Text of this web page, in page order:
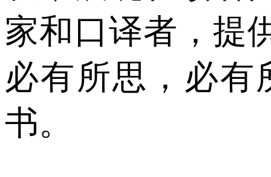
家和口译者，提
必有所思，必有
书。